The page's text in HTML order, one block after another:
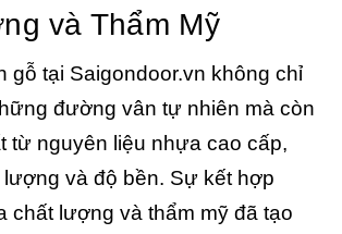
và Thẩm Mỹ
gỗ tại Saigondoor.vn không chỉ
đường vân tự nhiên mà còn
từ nguyên liệu nhựa cao cấp,
và độ bền. Sự kết hợp
chất lượng và thẩm mỹ đã tạo